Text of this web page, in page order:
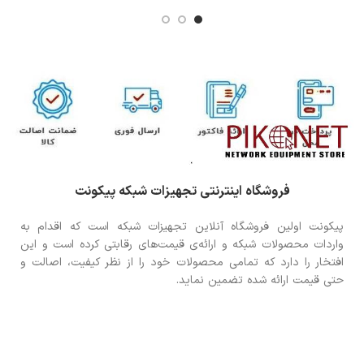
فروشگاه اینترنتی تجهیزات شبکه پیکونت
پیکونت اولین فروشگاه آنلاین تجهیزات شبکه است که اقدام به
واردات محصولات شبکه و ارائه‌ی قیمت‌های رقابتی کرده است و این
افتخار را دارد که تمامی محصولات خود را از نظر کیفیت، اصالت و
حتی قیمت ارائه شده تضمین نماید.